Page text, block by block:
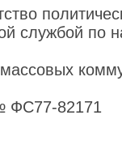
службой по
ФС77-82171